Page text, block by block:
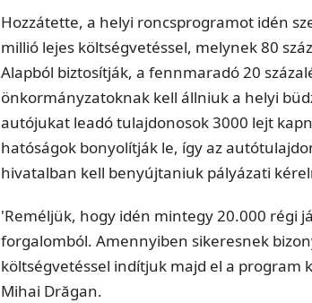
Hozzátette, a helyi roncsprogramot idén
millió lejes költségvetéssel, melynek 80
Alapból biztosítják, a fennmaradó 20
önkormányzatoknak kell állniuk a helyi
autójukat leadó tulajdonosok 3000 lejt
hatóságok bonyolítják le, így az
hivatalban kell benyújtaniuk pályázati
'Reméljük, hogy idén mintegy 20.000 régi
forgalomból. Amennyiben sikeresnek
költségvetéssel indítjuk majd el a program
Mihai Drăgan.